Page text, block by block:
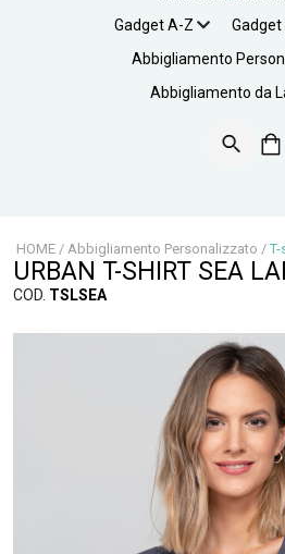
Gadget A-Z
Abbigliamento
Abbigliamento da
HOME / Abbigliamento Personalizzato /
URBAN T-SHIRT SEA
COD. TSLSEA